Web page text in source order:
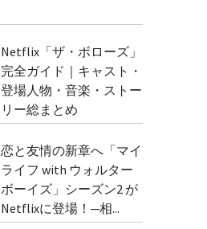
Netflix「ザ・ボローズ」
完全ガイド｜キャスト・
登場人物・音楽・ストー
リー総まとめ
恋と友情の新章へ「マイ
ライフ with ウォルター
ボーイズ」シーズン2 が
Netflixに登場！─相...